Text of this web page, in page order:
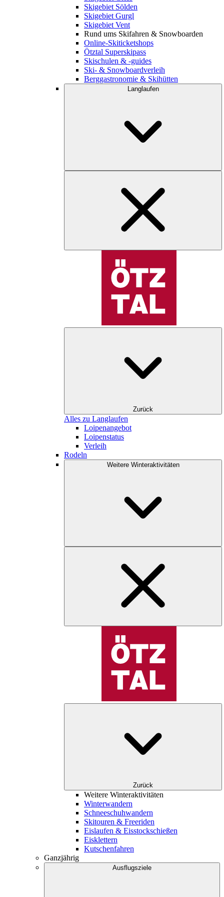
Skigebiet Sölden
Skigebiet Gurgl
Skigebiet Vent
Rund ums Skifahren & Snowboarden
Online-Skiticketshops
Ötztal Superskipass
Skischulen & -guides
Ski- & Snowboardverleih
Berggastronomie & Skihütten
Langlaufen
Zurück
Alles zu Langlaufen
Loipenangebot
Loipenstatus
Verleih
Rodeln
Weitere Winteraktivitäten
Zurück
Weitere Winteraktivitäten
Winterwandern
Schneeschuhwandern
Skitouren & Freeriden
Eislaufen & Eisstockschießen
Eisklettern
Kutschenfahren
Ganzjährig
Ausflugsziele